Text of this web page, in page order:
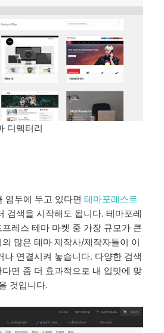
디렉터리
염두에 두고 있다면테마포레스트
검색을 시작해도 됩니다. 테마포레
레스 테마 마켓 중 가장 규모가 큰
많은 테마 제작사/제작자들이 이
나 연결시켜 놓습니다. 다양한 검색
면 좀 더 효과적으로 내 입맛에 맞
것입니다.